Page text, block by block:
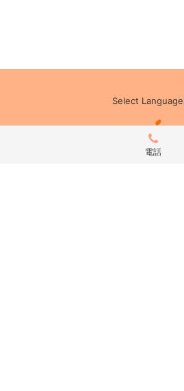
Select Language
電話